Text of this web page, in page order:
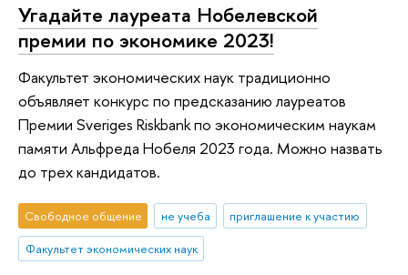
Угадайте лауреата Нобелевской
премии по экономике 2023!
Факультет экономических наук традиционно
объявляет конкурс по предсказанию лауреатов
Премии Sveriges Riskbank по экономическим наукам
памяти Альфреда Нобеля 2023 года. Можно назвать
до трех кандидатов.
Свободное общение не учеба
приглашение к участию
Факультет экономических наук